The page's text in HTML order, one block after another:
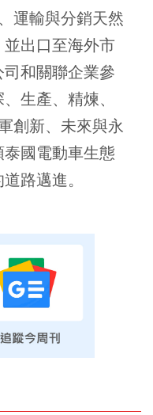
運輸與分銷天然
出口至海外市
和關聯企業參
生產、精煉、
創新、未來與永
國電動車生態
路邁進。